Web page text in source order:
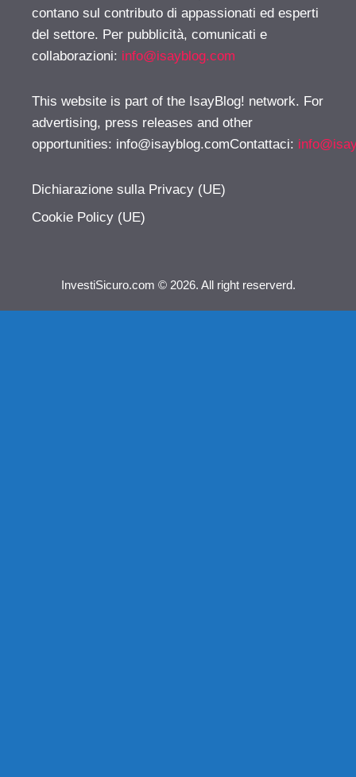
contano sul contributo di appassionati ed esperti
del settore. Per pubblicità, comunicati e
collaborazioni: info@isayblog.com
This website is part of the IsayBlog! network. For
advertising, press releases and other
opportunities: info@isayblog.comContattaci:
Dichiarazione sulla Privacy (UE)
Cookie Policy (UE)
InvestiSicuro.com © 2026. All right reserverd.